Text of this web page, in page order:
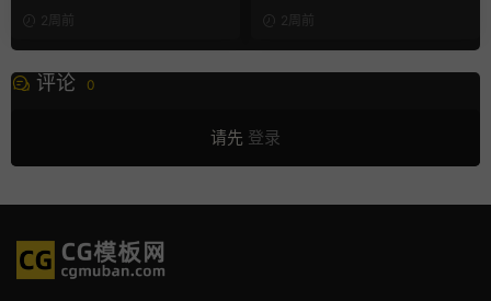
2周前 2周前
评论 0
请先 登录